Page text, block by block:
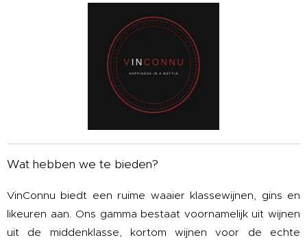
Wat hebben we te bieden?
VinConnu biedt een ruime waaier klassewijnen, gins en
likeuren aan. Ons gamma bestaat voornamelijk uit wijnen
uit de middenklasse, kortom wijnen voor de echte